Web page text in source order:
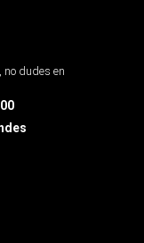
dudes en